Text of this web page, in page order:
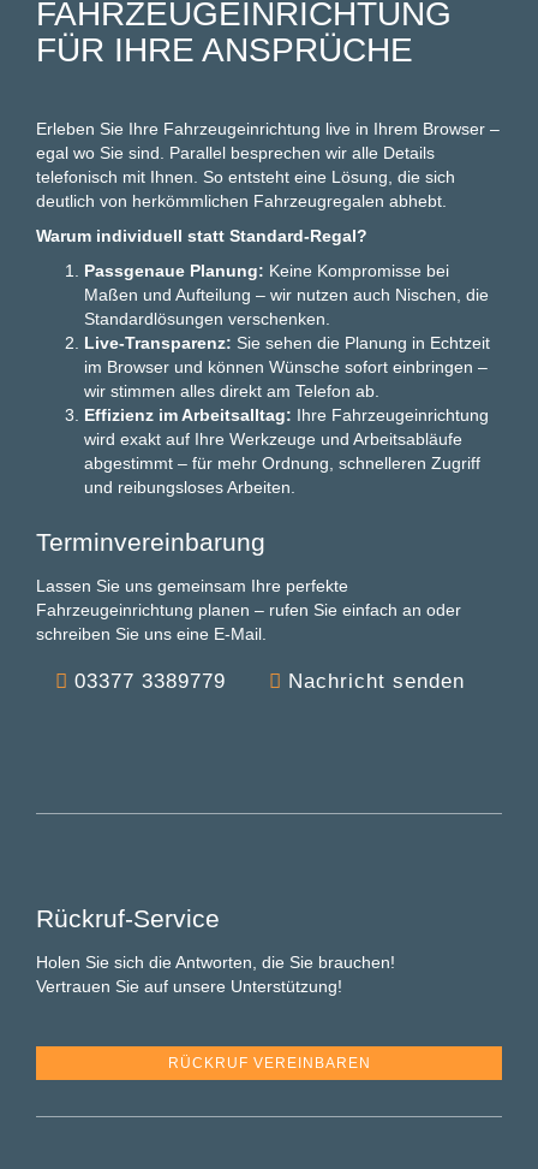
AHRZEUGEINRICHTUNG F
ÜR IHRE ANSPRÜCHE
Erleben Sie Ihre Fahrzeugeinrichtung live in Ihrem Browser –
egal wo Sie sind. Parallel besprechen wir alle Details
telefonisch mit Ihnen. So entsteht eine Lösung, die sich
deutlich von herkömmlichen Fahrzeugregalen abhebt.
Warum individuell statt Standard-Regal?
Passgenaue Planung: Keine Kompromisse bei
Maßen und Aufteilung – wir nutzen auch Nischen, die
Standardlösungen verschenken.
Live-Transparenz: Sie sehen die Planung in Echtzeit
im Browser und können Wünsche sofort einbringen –
wir stimmen alles direkt am Telefon ab.
Effizienz im Arbeitsalltag: Ihre Fahrzeugeinrichtung
wird exakt auf Ihre Werkzeuge und Arbeitsabläufe
abgestimmt – für mehr Ordnung, schnelleren Zugriff
und reibungsloses Arbeiten.
Terminvereinbarung
Lassen Sie uns gemeinsam Ihre perfekte
Fahrzeugeinrichtung planen – rufen Sie einfach an oder
schreiben Sie uns eine E-Mail.
03377 3389779 Nachricht senden
Rückruf-Service
Holen Sie sich die Antworten, die Sie brauchen!
Vertrauen Sie auf unsere Unterstützung!
RÜCKRUF VEREINBAREN